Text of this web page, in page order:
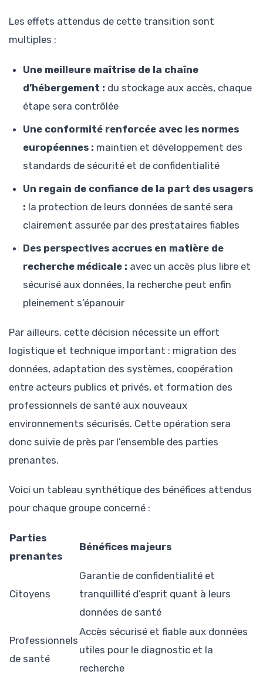
Les effets attendus de cette transition sont
multiples :
Une meilleure maîtrise de la chaîne
d’hébergement : du stockage aux accès, chaque
étape sera contrôlée
Une conformité renforcée avec les normes
européennes : maintien et développement des
standards de sécurité et de confidentialité
Un regain de confiance de la part des usagers
: la protection de leurs données de santé sera
clairement assurée par des prestataires fiables
Des perspectives accrues en matière de
recherche médicale : avec un accès plus libre et
sécurisé aux données, la recherche peut enfin
pleinement s’épanouir
Par ailleurs, cette décision nécessite un effort
logistique et technique important : migration des
données, adaptation des systèmes, coopération
entre acteurs publics et privés, et formation des
professionnels de santé aux nouveaux
environnements sécurisés. Cette opération sera
donc suivie de près par l’ensemble des parties
prenantes.
Voici un tableau synthétique des bénéfices attendus
pour chaque groupe concerné :
Parties
prenantes
Bénéfices majeurs
Citoyens
Garantie de confidentialité et
tranquillité d’esprit quant à leurs
données de santé
Professionnels
de santé
Accès sécurisé et fiable aux données
utiles pour le diagnostic et la
recherche